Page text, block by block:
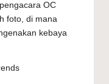
OC
foto, di mana
kebaya